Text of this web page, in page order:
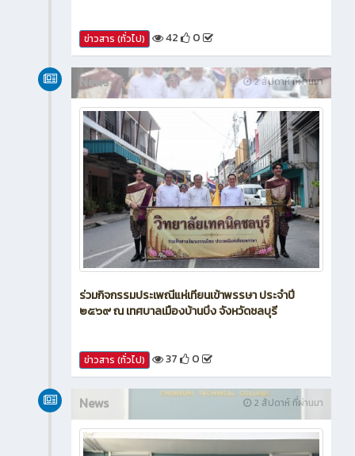
ข่าวสาร (ทั่วไป) 42 0
2 สัปดาห์ ที่ผ่านมา
News
ร่วมกิจกรรมประเพณีแห่เทียนเข้าพรรษา ประจำปี
๒๕๖๙ ณ เทศบาลเมืองบ้านบึง จังหวัดชลบุรี
ข่าวสาร (ทั่วไป) 37 0
2 สัปดาห์ ที่ผ่านมา
News